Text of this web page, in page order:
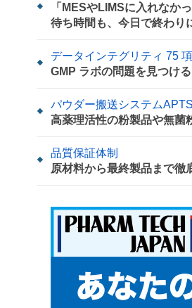
「MESやLIMSに入れなか
待ち時間も、今日で終わり
データインテグリティ 75
GMP ラボの問題を見つける
パウダー搬送システムAPTS
高薬理活性の粉製品や無菌
品質保証体制
原材料から最終製品まで徹